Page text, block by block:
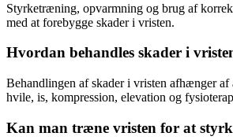
Styrketræning, opvarmning og brug af
med at forebygge skader i vristen.
Hvordan behandles skader i
Behandlingen af skader i vristen afhænger af
hvile, is, kompression, elevation og
Kan man træne vristen for at